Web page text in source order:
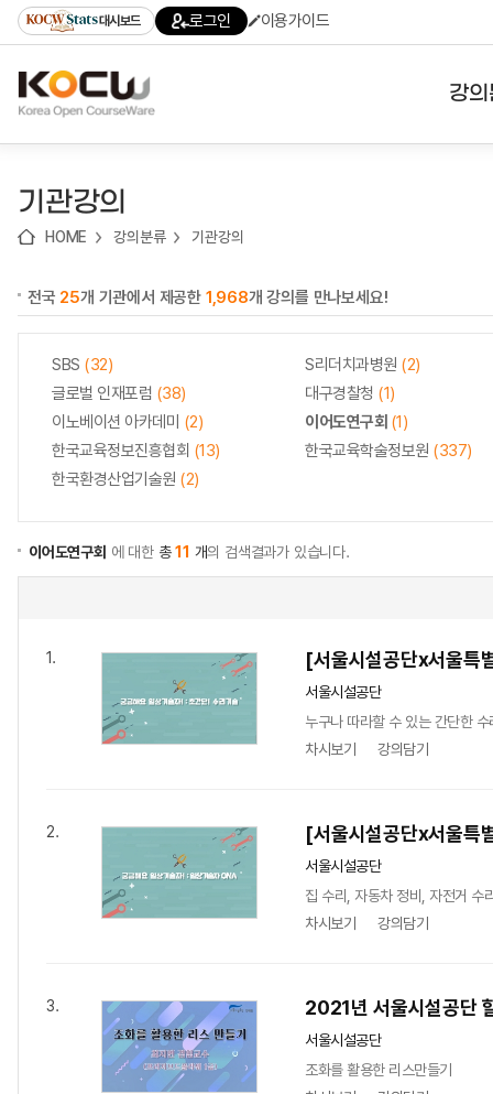
기
기
기
content)
가
대시보드 로그인 이용가이드
강
기관강의
HOME 강의분류 기관강의
전국 25개 기관에서 제공한 1,968개 강의를 만나보세요!
SBS (32) S리더치과병원 (2)
글로벌 인재포럼 (38) 대구경찰청 (1)
이노베이션 아카데미 (2) 이어도연구회 (1)
한국교육정보진흥협회 (13) 한국교육학술정보원 (337)
한국환경산업기술원 (2)
이어도연구회 에 대한총11 개의 검색결과가 있습니다.
1. [서울시설공단x서울특
서울시설공단
누구나 따라할 수 있는 간단한 수
차시보기
강의담기
2. [서울시설공단x서울특
서울시설공단
집 수리, 자동차 정비, 자전거 수
차시보기
강의담기
3. 2021년 서울시설공단
서울시설공단
조화를 활용한 리스만들기